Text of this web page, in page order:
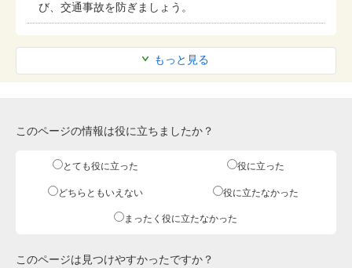
もっと見る
び、交通事故を防ぎましょう。
このページの情報は役に立ちましたか？
とても役に立った 役に立った
どちらともいえない 役に立たなかった
まったく役に立たなかった
このページは見つけやすかったですか？